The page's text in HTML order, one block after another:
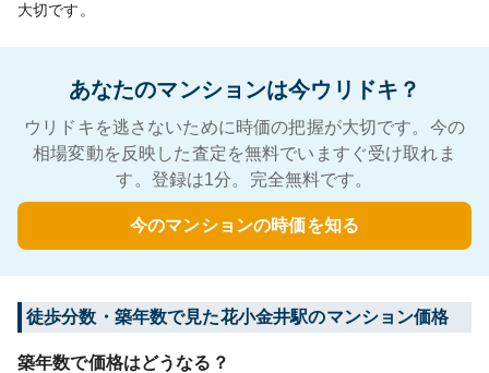
大切です。
あなたのマンションは今ウリドキ？
ウリドキを逃さないために時価の把握が大切です。今の
相場変動を反映した査定を無料でいますぐ受け取れま
す。登録は1分。完全無料です。
今のマンションの時価を知る
徒歩分数・築年数で見た花小金井駅のマンション価格
築年数で価格はどうなる？